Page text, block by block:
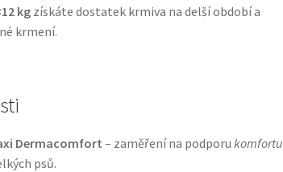
kgzískáte dostatek krmiva na delší období a
krmení.
Dermacomfort – zaměření na podporu komfortu
psů.